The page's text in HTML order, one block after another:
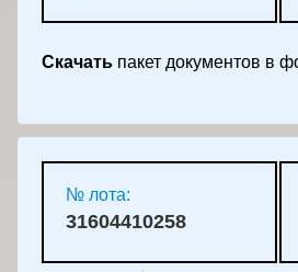
Скачать пакет документов в
№ лота:
31604410258